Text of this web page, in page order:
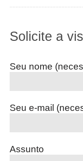
Solicite a
Seu nome
Seu e-mail
Assunto